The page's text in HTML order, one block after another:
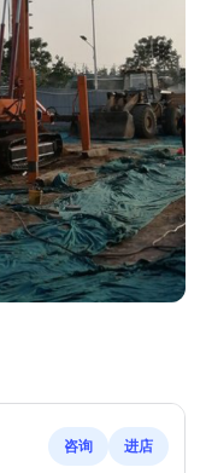
咨询 进店